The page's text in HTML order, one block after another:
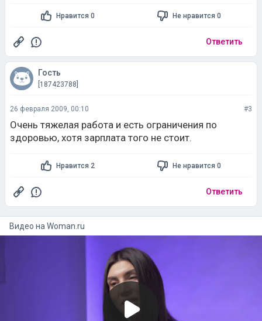
Нравится 0 Не нравится 0
Ответить
Гость
[187423788]
26 февраля 2009, 00:10 #3
Очень тяжелая работа и есть ограничения по
здоровью, хотя зарплата того не стоит.
Нравится 2 Не нравится 0
Ответить
Видео на woman.ru